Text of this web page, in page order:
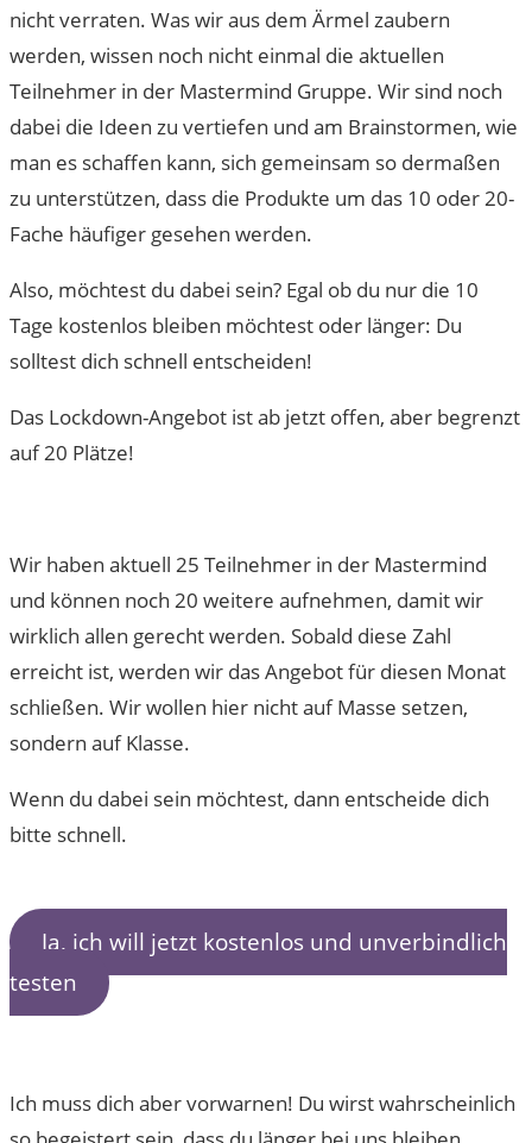
nicht verraten. Was wir aus dem Ärmel zaubern
werden, wissen noch nicht einmal die aktuellen
Teilnehmer in der Mastermind Gruppe. Wir sind noch
dabei die Ideen zu vertiefen und am Brainstormen, wie
man es schaffen kann, sich gemeinsam so dermaßen
zu unterstützen, dass die Produkte um das 10 oder 20-
Fache häufiger gesehen werden.
Also, möchtest du dabei sein? Egal ob du nur die 10
Tage kostenlos bleiben möchtest oder länger: Du
solltest dich schnell entscheiden!
Das Lockdown-Angebot ist ab jetzt offen, aber begrenzt
auf 20 Plätze!
Wir haben aktuell 25 Teilnehmer in der Mastermind
und können noch 20 weitere aufnehmen, damit wir
wirklich allen gerecht werden. Sobald diese Zahl
erreicht ist, werden wir das Angebot für diesen Monat
schließen. Wir wollen hier nicht auf Masse setzen,
sondern auf Klasse.
Wenn du dabei sein möchtest, dann entscheide dich
bitte schnell.
Ja, ich will jetzt kostenlos und unverbindlich
testen
Ich muss dich aber vorwarnen! Du wirst wahrscheinlich